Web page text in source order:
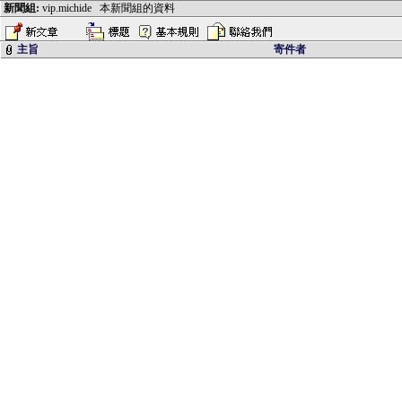
新聞組: vip.michide 本新聞組的資料
主旨 寄件者